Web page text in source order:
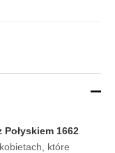
1662
które